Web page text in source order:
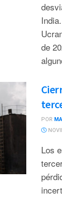
de
POR
Los